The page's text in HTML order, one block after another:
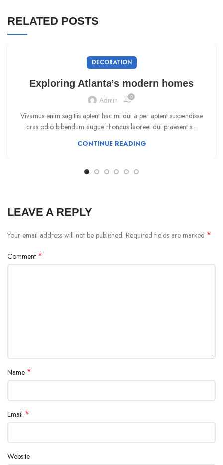
RELATED POSTS
DECORATION
Exploring Atlanta’s modern homes
Admin 0
Vivamus enim sagittis aptent hac mi dui a per aptent suspendisse
cras odio bibendum augue rhoncus laoreet dui praesent s...
CONTINUE READING
LEAVE A REPLY
Your email address will not be published. Required fields are marked *
Comment *
Name *
Email *
Website